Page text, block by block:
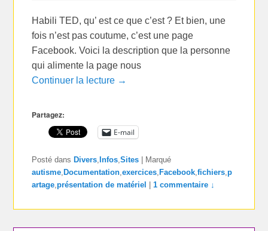
Habili TED, qu’ est ce que c’est ? Et bien, une
fois n’est pas coutume, c’est une page
Facebook. Voici la description que la personne
qui alimente la page nous
Continuer la lecture →
Partagez:
E-mail
Posté dans Divers Infos ,Sites
Marqué
autisme Documentation ,exercices Facebook ,fichiers ,p
artage ,présentation de matériel |1 commentaire ↓